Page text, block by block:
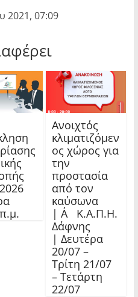
2021, 07:09
Ανοιχτός
κλιματιζόμεν
ος χώρος για
την
προστασία
από τον
καύσωνα
| Α΄ Κ.Α.Π.Η.
Δάφνης
| Δευτέρα
20/07 –
Τρίτη 21/07
– Τετάρτη
22/07